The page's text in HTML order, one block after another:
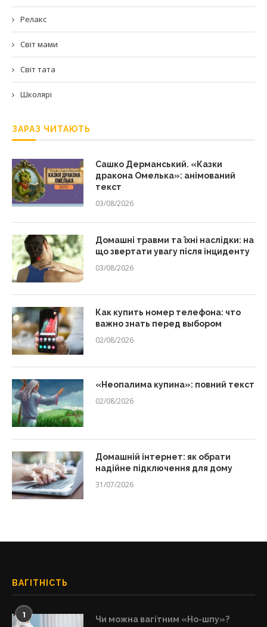
Релакс
Світ мами
Світ тата
Школярі
ЗАРАЗ ЧИТАЮТЬ
Сашко Дерманський. «Казки
дракона Омелька»: анімований
текст
03/08/2026
Домашні травми та їхні наслідки: на
що звертати увагу після інциденту
03/08/2026
Как купить номер телефона: что
важно знать перед выбором
02/08/2026
«Неопалима купина»: повний текст
02/08/2026
Домашній інтернет: як обрати
надійне підключення для дому
31/07/2026
ВАГІТНІСТЬ
1 Чи можна вагітним «Но-шпу»?